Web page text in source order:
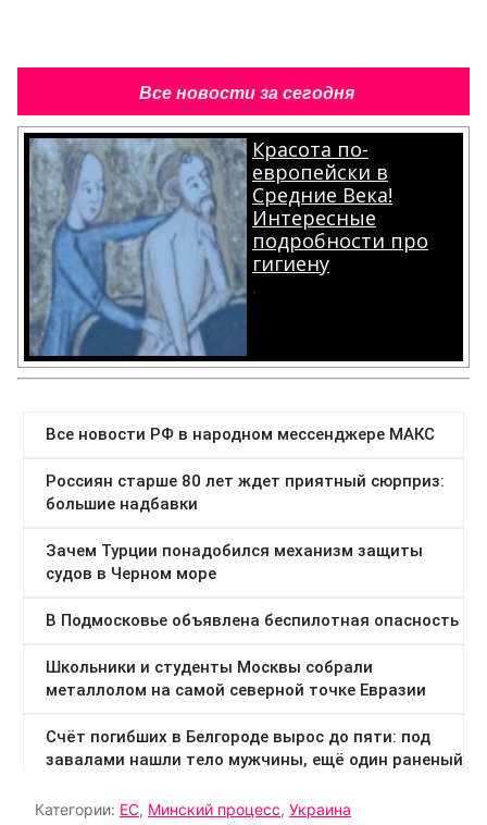
Все новости за сегодня
Красота по-
европейски в
Средние Века!
Интересные
подробности про
гигиену
.
Категории: ЕС, Минский процесс, Украина